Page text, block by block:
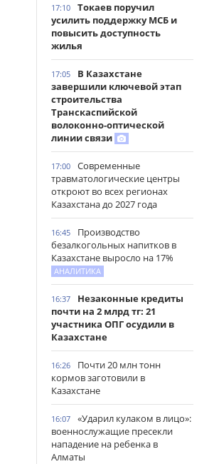
17:10
Токаев поручил
усилить поддержку МСБ и
повысить доступность
жилья
17:05
В Казахстане
завершили ключевой этап
строительства
Транскаспийской
волоконно-оптической
линии связи
17:00
Современные
травматологические центры
откроют во всех регионах
Казахстана до 2027 года
16:45
Производство
безалкогольных напитков в
Казахстане выросло на 17%
АНАЛИТИКА
16:37
Незаконные кредиты
почти на 2 млрд тг: 21
участника ОПГ осудили в
Казахстане
16:26
Почти 20 млн тонн
кормов заготовили в
Казахстане
16:07
«Ударил кулаком в лицо»:
военнослужащие пресекли
нападение на ребенка в
Алматы